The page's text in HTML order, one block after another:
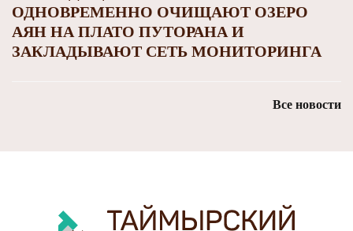
ОДНОВРЕМЕННО ОЧИЩАЮТ ОЗЕРО
АЯН НА ПЛАТО ПУТОРАНА И
ЗАКЛАДЫВАЮТ СЕТЬ МОНИТОРИНГА
Все новости